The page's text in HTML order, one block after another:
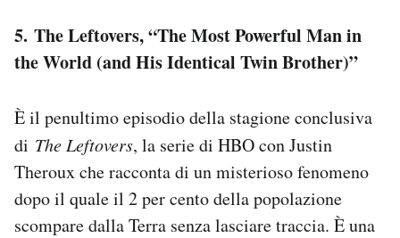
5. The Leftovers, “The Most Powerful Man in
the World (and His Identical Twin Brother)”
È il penultimo episodio della stagione conclusiva
di The Leftovers, la serie di HBO con Justin
Theroux che racconta di un misterioso fenomeno
dopo il quale il 2 per cento della popolazione
scompare dalla Terra senza lasciare traccia. È una